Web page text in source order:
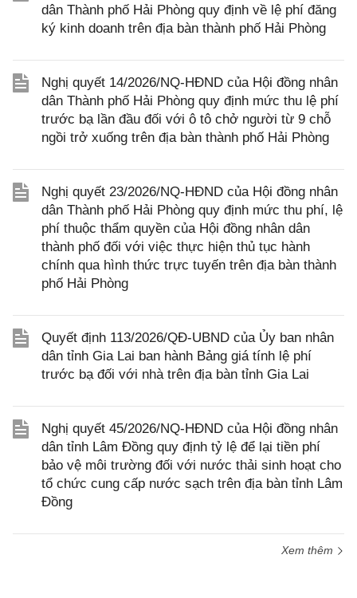
dân Thành phố Hải Phòng quy định về lệ phí đăng
ký kinh doanh trên địa bàn thành phố Hải Phòng
Nghị quyết 14/2026/NQ-HĐND của Hội đồng nhân
dân Thành phố Hải Phòng quy định mức thu lệ phí
trước bạ lần đầu đối với ô tô chở người từ 9 chỗ
ngồi trở xuống trên địa bàn thành phố Hải Phòng
Nghị quyết 23/2026/NQ-HĐND của Hội đồng nhân
dân Thành phố Hải Phòng quy định mức thu phí, lệ
phí thuộc thẩm quyền của Hội đồng nhân dân
thành phố đối với việc thực hiện thủ tục hành
chính qua hình thức trực tuyến trên địa bàn thành
phố Hải Phòng
Quyết định 113/2026/QĐ-UBND của Ủy ban nhân
dân tỉnh Gia Lai ban hành Bảng giá tính lệ phí
trước bạ đối với nhà trên địa bàn tỉnh Gia Lai
Nghị quyết 45/2026/NQ-HĐND của Hội đồng nhân
dân tỉnh Lâm Đồng quy định tỷ lệ để lại tiền phí
bảo vệ môi trường đối với nước thải sinh hoạt cho
tổ chức cung cấp nước sạch trên địa bàn tỉnh Lâm
Đồng
Xem thêm